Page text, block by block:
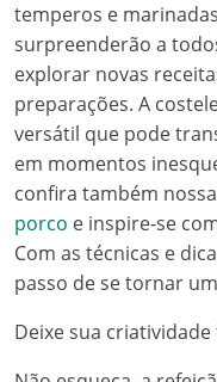
temperos e
surpreenderão a
explorar novas
preparações. A
versátil que pode
em momentos
confira também
porco e inspire-se
Com as técnicas e
passo de se tornar
Deixe sua